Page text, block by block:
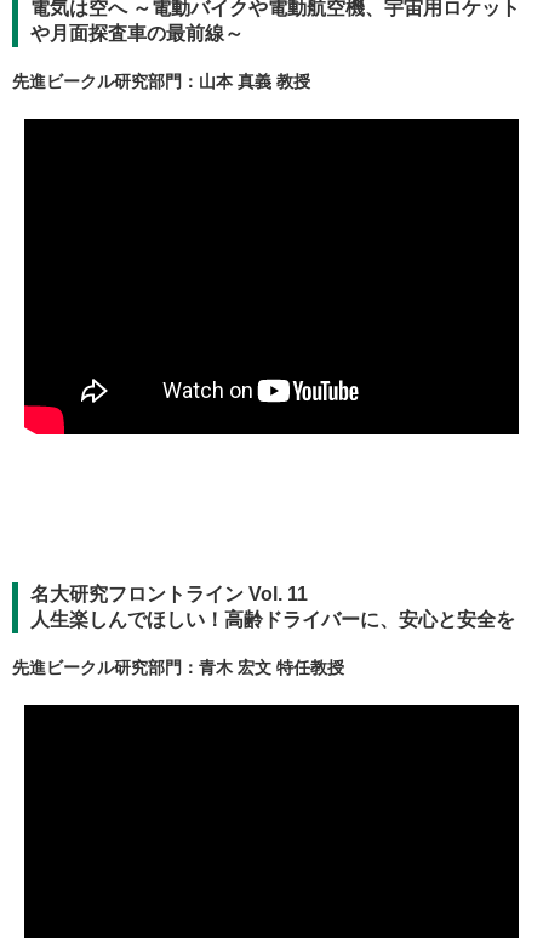
電気は空へ ～電動バイクや電動航空機、宇宙用ロケット
や月面探査車の最前線～
先進ビークル研究部門：山本 真義 教授
名大研究フロントライン Vol. 11
人生楽しんでほしい！高齢ドライバーに、安心と安全を
先進ビークル研究部門：青木 宏文 特任教授